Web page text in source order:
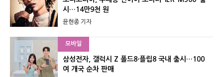
시…14만9천 원
윤현종 기자
모바일
삼성전자, 갤럭시 Z 폴드8·플립8 국내 출시…100
여 개국 순차 판매